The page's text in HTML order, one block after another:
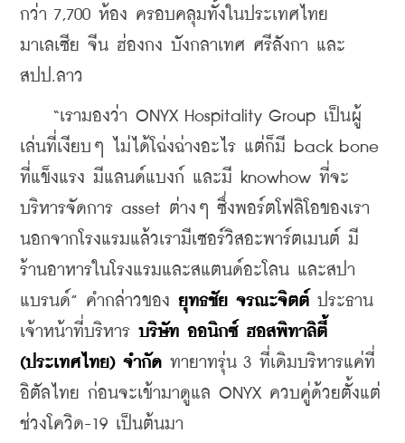
กว่า 7,700 ห้อง ครอบคลุมทั้งในประเทศไทย
มาเลเซีย จีน ฮ่องกง บังกลาเทศ ศรีลังกา และ
สปป.ลาว
“เรามองว่า ONYX Hospitality Group เป็นผู้
เล่นที่เงียบๆ ไม่ได้โฉ่งฉ่างอะไร แต่ก็มี back bone
ที่แข็งแรง มีแลนด์แบงก์ และมี knowhow ที่จะ
บริหารจัดการ asset ต่างๆ ซึ่งพอร์ตโฟลิโอของเรา
นอกจากโรงแรมแล้วเรามีเซอร์วิสอะพาร์ตเมนต์ มี
ร้านอาหารในโรงแรมและสแตนด์อะโลน และสปา
แบรนด์” คำกล่าวของ ยุทธชัย จรณะจิตต์ ประธาน
เจ้าหน้าที่บริหาร บริษัท ออนิกซ์ ฮอสพิทาลิตี้
(ประเทศไทย) จำกัด ทายาทรุ่น 3 ที่เดิมบริหารแค่ที่
อิตัลไทย ก่อนจะเข้ามาดูแล ONYX ควบคู่ด้วยตั้งแต่
ช่วงโควิด-19 เป็นต้นมา